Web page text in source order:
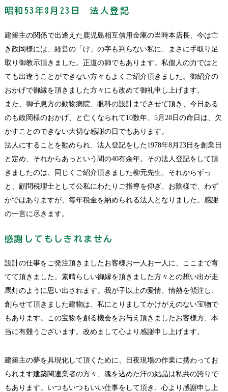
昭和53年8月23日 法人登記
建築主の関係で出逢えた鹿児島相互信用金庫の当時本店長、今は亡
き政岡様には、経営の「け」の字も判らない私に、まさに手取り足
取り御教示頂きました。正道の師でもあります。私個人の力ではと
ても出逢うことができない方々もよくご紹介頂きました。御紹介の
おかげで御縁を頂きました方々にも改めて御礼申し上げます。
また、御子息方の動物病院、眼科の設計までさせて頂き、今日ある
のも政岡様のおかげ、と亡くなられて10数年、5月28日の命日は、欠
かすことのできない大切な感謝の日でもあります。
法人にすることを勧められ、法人登記をした1978年8月23日を創業日
と定め、それからあっという間の40有余年。その法人登記をして頂
きましたのは、同じくご紹介頂きました柳元先生、それからずっ
と、顧問税理士として公私にわたりご指導を仰ぎ、お陰様で、わず
かではありますが、毎年税金を納められる法人となりました。感謝
の一言に尽きます。
感謝してもしきれません
設計の仕事をご発注頂きましたお客様お一人お一人に、ここまで育
てて頂きました。素晴らしい御縁を頂きました方々との想い出が走
馬灯のように思い出されます。我が子以上の愛情、情熱を傾注し、
創らせて頂きました建物は、私にとりましてかけがえのない宝物で
もあります。この宝物を創る機会をお与え頂きましたお客様方、本
当に有難うございます。改めまして心より感謝申し上げます。
建築主の夢を具現化して頂くために、日夜現場の作業に携わってお
られます建築関連業者の方々、魂を込めた汗の結晶は私共の誇りで
もあります。いつもいつもいい仕事をして頂き、心より感謝申し上